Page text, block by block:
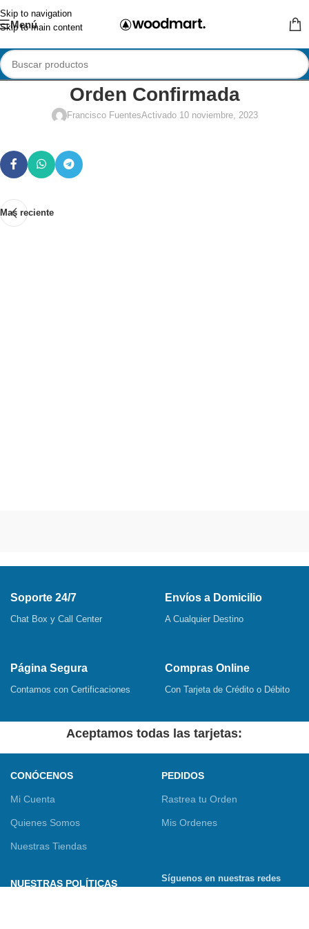
Skip to navigation
Skip to main content
Menú
Orden Confirmada
Francisco FuentesActivado 10 noviembre, 2023
Mas reciente
Soporte 24/7
Chat Box y Call Center
Envíos a Domicilio
A Cualquier Destino
Página Segura
Contamos con Certificaciones
Compras Online
Con Tarjeta de Crédito o Débito
Aceptamos todas las tarjetas:
CONÓCENOS
Mi Cuenta
Quienes Somos
Nuestras Tiendas
PEDIDOS
Rastrea tu Orden
Mis Ordenes
NUESTRAS POLÍTICAS
Síguenos en nuestras redes